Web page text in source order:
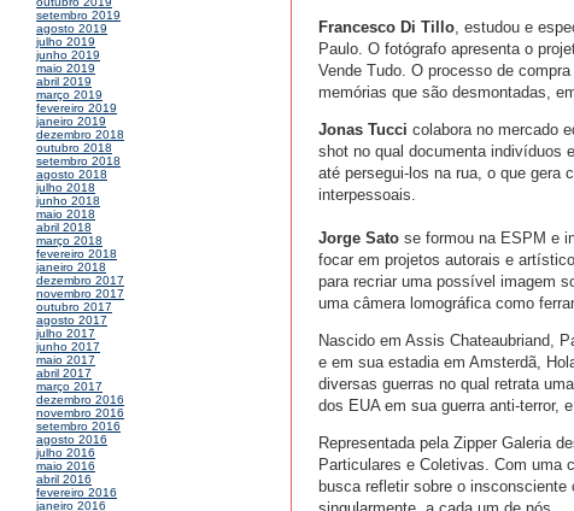
setembro 2019
agosto 2019
julho 2019
junho 2019
maio 2019
abril 2019
março 2019
fevereiro 2019
janeiro 2019
dezembro 2018
outubro 2018
setembro 2018
agosto 2018
julho 2018
junho 2018
maio 2018
abril 2018
março 2018
fevereiro 2018
janeiro 2018
dezembro 2017
novembro 2017
outubro 2017
agosto 2017
julho 2017
junho 2017
maio 2017
abril 2017
março 2017
dezembro 2016
novembro 2016
setembro 2016
agosto 2016
julho 2016
maio 2016
abril 2016
fevereiro 2016
janeiro 2016
Francesco Di Tillo, estudou e
Paulo. O fotógrafo apresenta o
Vende Tudo. O processo de
memórias que são desmontadas,
Jonas Tucci colabora no mercado
shot no qual documenta indivíduos
até persegui-los na rua, o que gera
interpessoais.
Jorge Sato se formou na ESPM e
focar em projetos autorais e
para recriar uma possível imagem
uma câmera lomográfica como
Nascido em Assis Chateaubriand,
e em sua estadia em Amsterdã,
diversas guerras no qual retrata
dos EUA em sua guerra anti-terror,
Representada pela Zipper Galeria
Particulares e Coletivas. Com uma
busca refletir sobre o